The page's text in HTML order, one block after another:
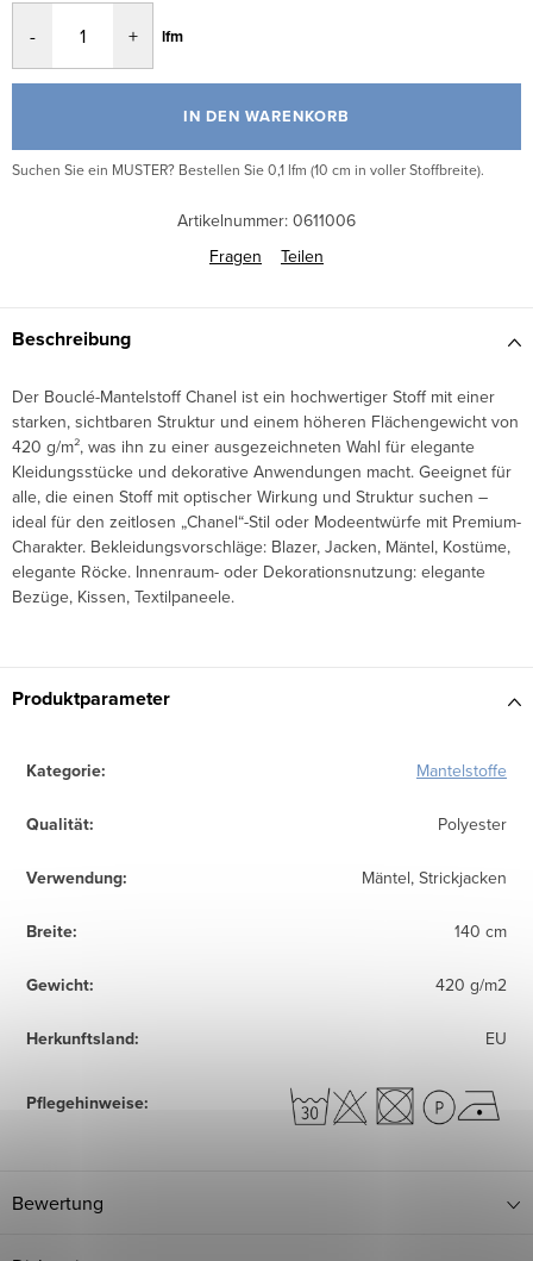
lfm
IN DEN WARENKORB
Suchen Sie ein MUSTER? Bestellen Sie 0,1 lfm (10 cm in voller Stoffbreite).
Artikelnummer: 0611006
Fragen
Teilen
Beschreibung
Der Bouclé-Mantelstoff Chanel ist ein hochwertiger Stoff mit einer
starken, sichtbaren Struktur und einem höheren Flächengewicht von
420 g/m², was ihn zu einer ausgezeichneten Wahl für elegante
Kleidungsstücke und dekorative Anwendungen macht. Geeignet für
alle, die einen Stoff mit optischer Wirkung und Struktur suchen –
ideal für den zeitlosen „Chanel“-Stil oder Modeentwürfe mit Premium-
Charakter. Bekleidungsvorschläge: Blazer, Jacken, Mäntel, Kostüme,
elegante Röcke. Innenraum- oder Dekorationsnutzung: elegante
Bezüge, Kissen, Textilpaneele.
Produktparameter
Kategorie: Mantelstoffe
Qualität: Polyester
Verwendung: Mäntel, Strickjacken
Breite: 140 cm
Gewicht: 420 g/m2
Herkunftsland: EU
Pflegehinweise:
Bewertung